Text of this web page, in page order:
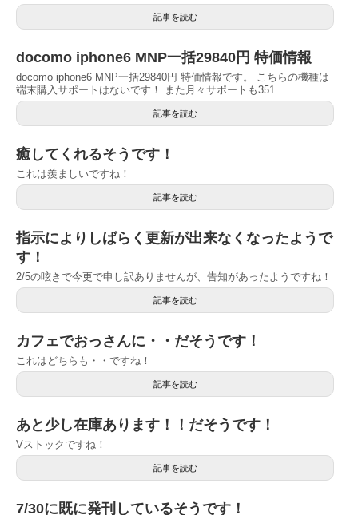
記事を読む
docomo iphone6 MNP一括29840円 特価情報
docomo iphone6 MNP一括29840円 特価情報です。 こちらの機種は
端末購入サポートはないです！ また月々サポートも351...
記事を読む
癒してくれるそうです！
これは羨ましいですね！
記事を読む
指示によりしばらく更新が出来なくなったようで
す！
2/5の呟きで今更で申し訳ありませんが、告知があったようですね！
記事を読む
カフェでおっさんに・・だそうです！
これはどちらも・・ですね！
記事を読む
あと少し在庫あります！！だそうです！
Vストックですね！
記事を読む
7/30に既に発刊しているそうです！